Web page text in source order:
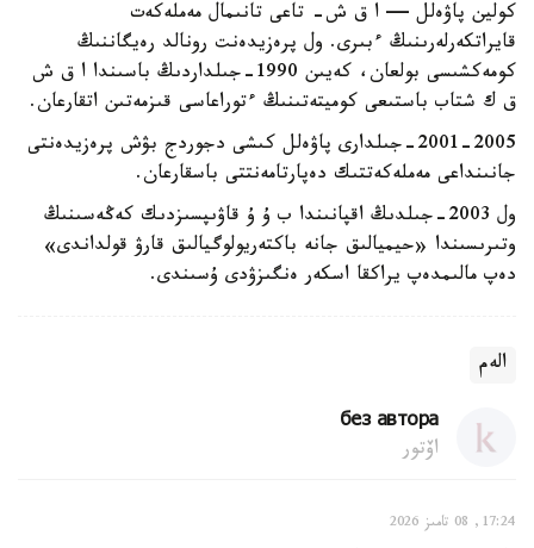
كولين پاۋەلل — ا ق ش- تاعى تانىمال مەملەكەت
قايراتكەرلەرىنىڭ ءبىرى. ول پرەزيدەنت رونالد رەيگاننىڭ
كومەكشىسى بولعان، كەيىن 1990-جىلداردىڭ باسىندا ا ق ش
ق ك شتاب باستىعى كوميتەتىنىڭ ءتوراعاسى قىزمەتىن اتقارعان.
2001-2005-جىلدارى پاۋەلل كىشى دجوردج بۋش پرەزيدەنتى
جانىنداعى مەملەكەتتىك دەپارتامەنتتى باسقارعان.
ول 2003-جىلدىڭ اقپانىندا ب ۇ ۇ قاۋىپسىزدىك كەڭەسىنىڭ
وتىرىسىندا «حيميالىق جانە باكتەريولوگيالىق قارۋ قولداندى»
دەپ مالىمدەپ يراكقا اسكەر ەنگىزۋدى ۇسىندى.
الەم
без автора
اۆتور
17:24, 08 تامىز 2026